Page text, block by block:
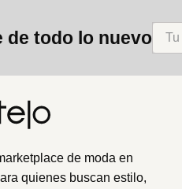
de todo lo nuevo
de moda en
quienes buscan estilo,